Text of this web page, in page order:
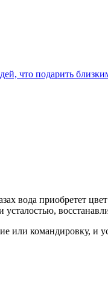
что подарить
вода приобретет
или командировку, и